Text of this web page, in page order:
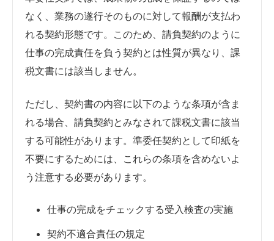
なく、業務の遂行そのものに対して報酬が支払わ
れる契約形態です。このため、請負契約のように
仕事の完成責任を負う契約とは性質が異なり、課
税文書には該当しません。
ただし、契約書の内容に以下のような条項が含ま
れる場合、請負契約とみなされて課税文書に該当
する可能性があります。準委任契約として印紙を
不要にするためには、これらの条項を含めないよ
う注意する必要があります。
仕事の完成をチェックする受入検査の実施
契約不適合責任の規定